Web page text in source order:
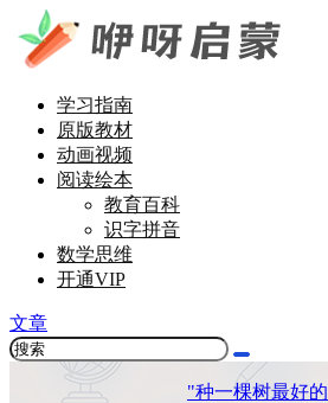
学习指南
原版教材
动画视频
阅读绘本
教育百科
识字拼音
数学思维
开通VIP
文章
"种一棵树最好的